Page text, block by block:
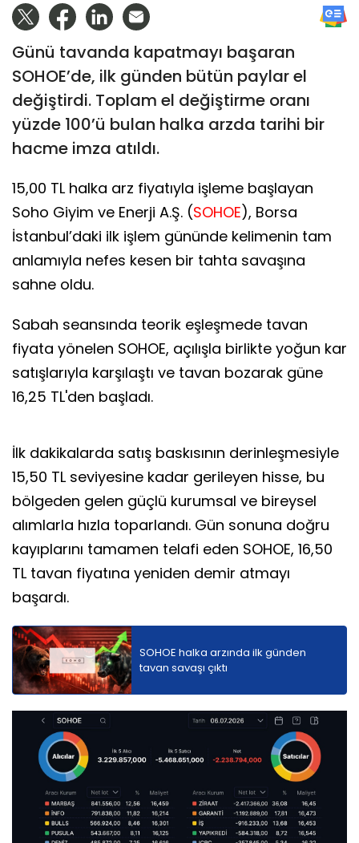
Günü tavanda kapatmayı başaran
SOHOE’de, ilk günden bütün paylar el
değiştirdi. Toplam el değiştirme oranı
yüzde 100’ü bulan halka arzda tarihi bir
hacme imza atıldı.
15,00 TL halka arz fiyatıyla işleme başlayan
Soho Giyim ve Enerji A.Ş. (SOHOE), Borsa
İstanbul’daki ilk işlem gününde kelimenin tam
anlamıyla nefes kesen bir tahta savaşına
sahne oldu.
Sabah seansında teorik eşleşmede tavan
fiyata yönelen SOHOE, açılışla birlikte yoğun kar
satışlarıyla karşılaştı ve tavan bozarak güne
16,25 TL'den başladı.
İlk dakikalarda satış baskısının derinleşmesiyle
15,50 TL seviyesine kadar gerileyen hisse, bu
bölgeden gelen güçlü kurumsal ve bireysel
alımlarla hızla toparlandı. Gün sonuna doğru
kayıplarını tamamen telafi eden SOHOE, 16,50
TL tavan fiyatına yeniden demir atmayı
başardı.
SOHOE halka arzında ilk günden
tavan savaşı çıktı